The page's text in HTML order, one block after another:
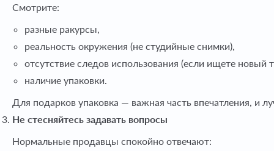
Смотрите:
разные ракурсы,
реальность окружения (не студийные снимки),
отсутствие следов использования (если ищете новый
наличие упаковки.
Для подарков упаковка — важная часть впечатления, и
Не стесняйтесь задавать вопросы
Нормальные продавцы спокойно отвечают: